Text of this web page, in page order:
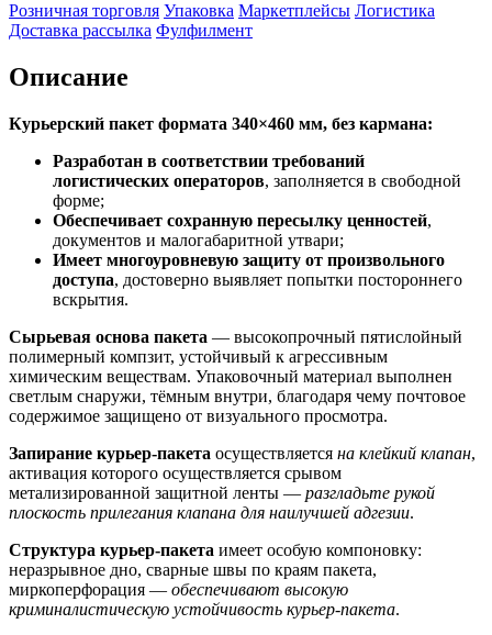
Розничная торговля Упаковка Маркетплейсы Логистика
Доставка рассылка Фулфилмент
Описание
Курьерский пакет формата 340×460 мм, без кармана:
Разработан в соответствии требований
логистических операторов, заполняется в свободной
форме;
Обеспечивает сохранную пересылку ценностей,
документов и малогабаритной утвари;
Имеет многоуровневую защиту от произвольного
доступа, достоверно выявляет попытки постороннего
вскрытия.
Сырьевая основа пакета — высокопрочный пятислойный
полимерный компзит, устойчивый к агрессивным
химическим веществам. Упаковочный материал выполнен
светлым снаружи, тёмным внутри, благодаря чему почтовое
содержимое защищено от визуального просмотра.
Запирание курьер-пакета осуществляется на клейкий клапан,
активация которого осуществляется срывом
метализированной защитной ленты — разгладьте рукой
плоскость прилегания клапана для наилучшей адгезии.
Структура курьер-пакета имеет особую компоновку:
неразрывное дно, сварные швы по краям пакета,
миркоперфорация — обеспечивают высокую
криминалистическую устойчивость курьер-пакета.